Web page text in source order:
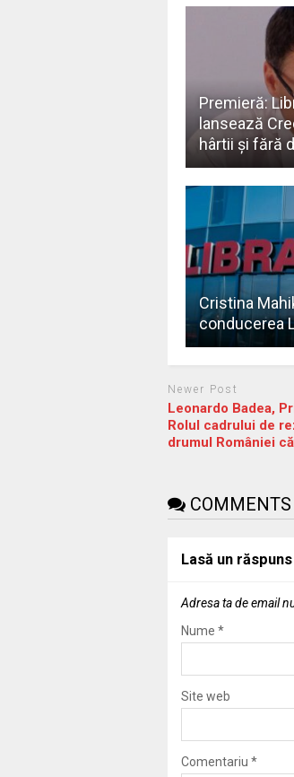
Premieră:
lansează
hârtii şi fără
Cristina
conducerea
Newer Post
Leonardo Badea,
Rolul cadrului de
drumul României
COMMENTS
Lasă un răspuns
Adresa ta de email
Nume *
Site web
Comentariu *